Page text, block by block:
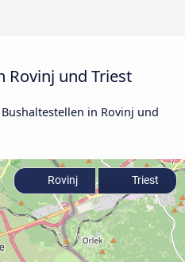
Rovinj und Triest
in Rovinj und
Rovinj Triest